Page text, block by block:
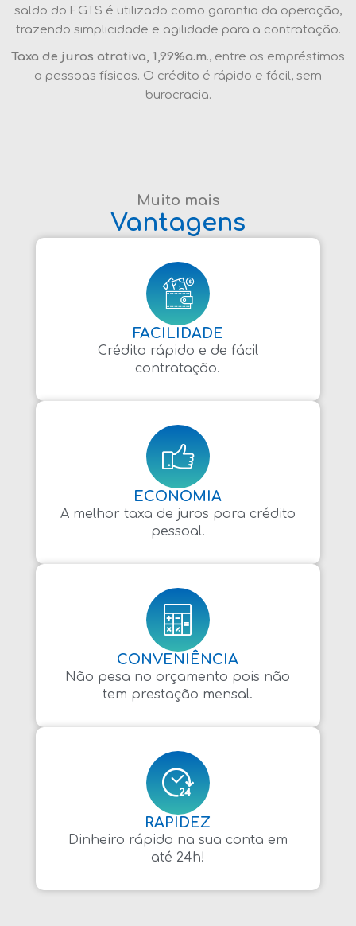
saldo do FGTS é utilizado como garantia da operação,
trazendo simplicidade e agilidade para a contratação.
Taxa de juros atrativa, 1,99%a.m., entre os empréstimos
a pessoas físicas. O crédito é rápido e fácil, sem
burocracia.
Muito mais
Vantagens
FACILIDADE
Crédito rápido e de fácil
contratação.
ECONOMIA
A melhor taxa de juros para crédito
pessoal.
CONVENIÊNCIA
Não pesa no orçamento pois não
tem prestação mensal.
RAPIDEZ
Dinheiro rápido na sua conta em
até 24h!